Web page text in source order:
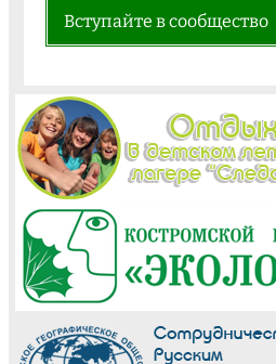
Вступайте в сообщество